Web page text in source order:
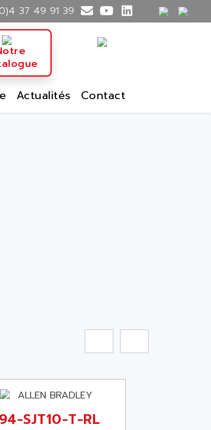
37 49 91 39
Actualités Contact
SJT10-T-RL